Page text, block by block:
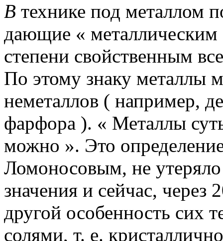
В технике под металлом
дающие «
степени свойственным
По этому знаку металлы
неметаллов ( например,
фарфора ). « Ме­таллы
можно ». Это
Ломоносовым, не утеряло
значения и сейчас, через
другой особенность сих
солями, т. е.